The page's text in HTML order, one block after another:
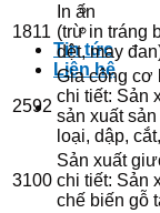
Tin tức
Liên hệ
Đăng ký tư
1811
In ấn
(trừ in tráng
dệt, may
2592
Gia công cơ
chi tiết: Sản
sản xuất
loại, dập,
3100
Sản xuất
chi tiết: Sản
chế biến gỗ